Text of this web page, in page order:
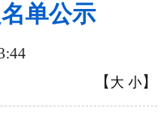
单公示
【 大 小】